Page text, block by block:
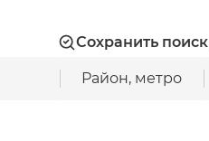
Сохранить поиск
Район, метро